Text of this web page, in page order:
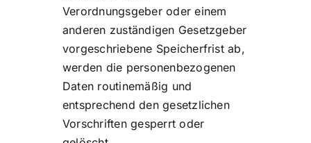
Verordnungsgeber oder einem
anderen zuständigen Gesetzgeber
vorgeschriebene Speicherfrist ab,
werden die personenbezogenen
Daten routinemäßig und
entsprechend den gesetzlichen
Vorschriften gesperrt oder